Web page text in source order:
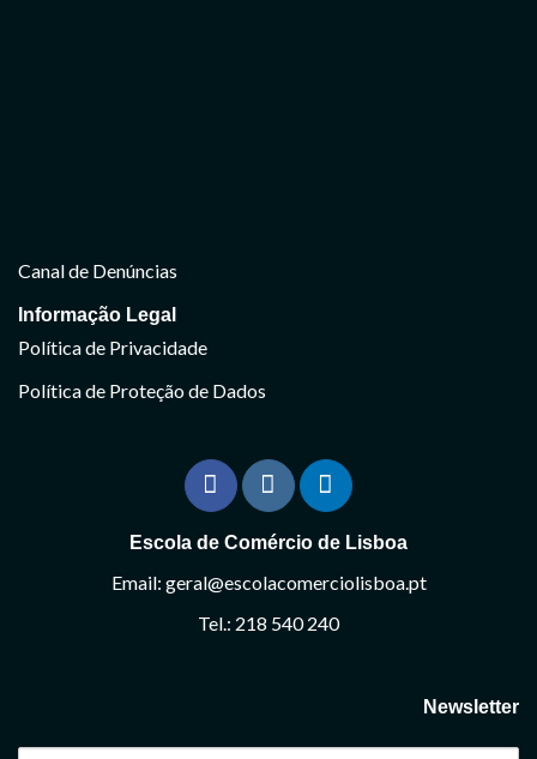
Canal de Denúncias
Informação Legal
Política de Privacidade
Política de Proteção de Dados
Escola de Comércio de Lisboa
Email: geral@escolacomerciolisboa.pt
Tel.: 218 540 240
Newsletter